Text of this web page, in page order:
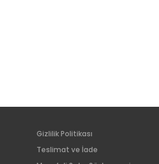
Gizlilik Politikası
Teslimat ve İade